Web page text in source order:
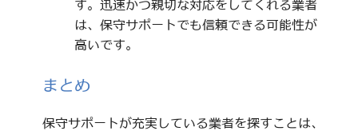
す。迅速かつ親切な対応をしてくれる業者
は、保守サポートでも信頼できる可能性が
高いです。
まとめ
保守サポートが充実している業者を探すことは、